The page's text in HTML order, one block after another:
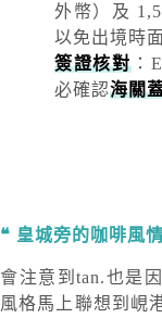
外幣）及
以免出境時
簽證核對：
必確認海關
皇城旁的咖啡風情
會注意到tan.也是
風格馬上聯想到峴